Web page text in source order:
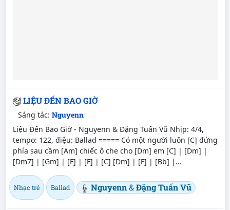
LIỆU ĐẾN BAO GIỜ
Sáng tác: Nguyenn
Liệu Đến Bao Giờ - Nguyenn & Đặng Tuấn Vũ Nhịp: 4/4,
tempo: 122, điệu: Ballad ===== Có một người luôn [C] đứng
phía sau cầm [Am] chiếc ô che cho [Dm] em [C] | [Dm] |
[Dm7] | [Gm] | [F] | [F] | [C] [Dm] | [F] | [Bb] |...
Nhạc trẻ Ballad Nguyenn&Đặng Tuấn Vũ